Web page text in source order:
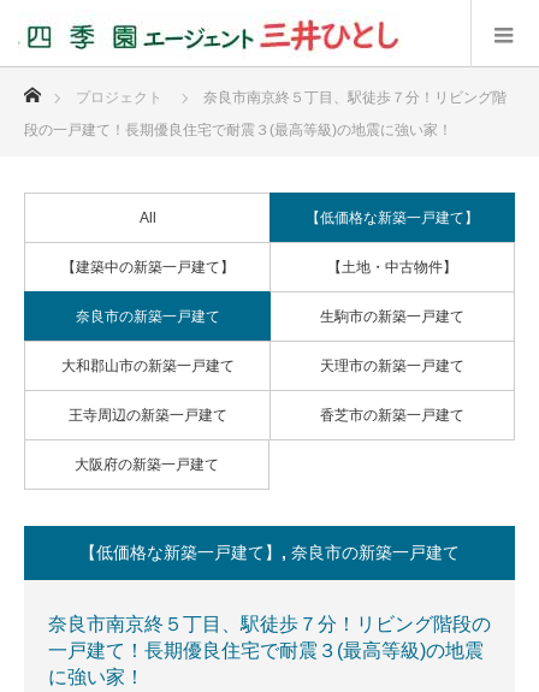
プロジェクト
奈良市南京終５丁目、駅徒歩７分！リビング階
段の一戸建て！長期優良住宅で耐震３(最高等級)の地震に強い家！
All 【低価格な新築一戸建て】
【建築中の新築一戸建て】 【土地・中古物件】
奈良市の新築一戸建て 生駒市の新築一戸建て
大和郡山市の新築一戸建て 天理市の新築一戸建て
王寺周辺の新築一戸建て 香芝市の新築一戸建て
大阪府の新築一戸建て
【低価格な新築一戸建て】 , 奈良市の新築一戸建て
奈良市南京終５丁目、駅徒歩７分！リビング階段の
一戸建て！長期優良住宅で耐震３(最高等級)の地震
に強い家！